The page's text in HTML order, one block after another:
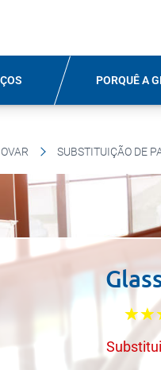
PORQUÊ A
SUBSTITUIÇÃO DE